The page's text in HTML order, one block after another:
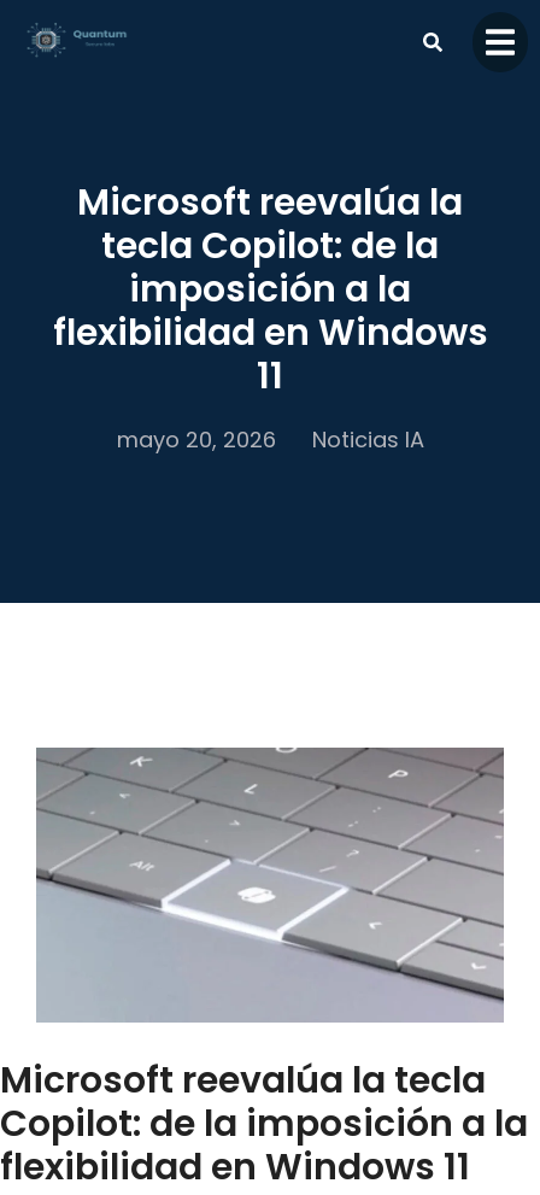
contenido
Microsoft reevalúa la
tecla Copilot: de la
imposición a la
flexibilidad en Windows
11
mayo 20, 2026 Noticias IA
Microsoft reevalúa la tecla
Copilot: de la imposición a la
flexibilidad en Windows 11